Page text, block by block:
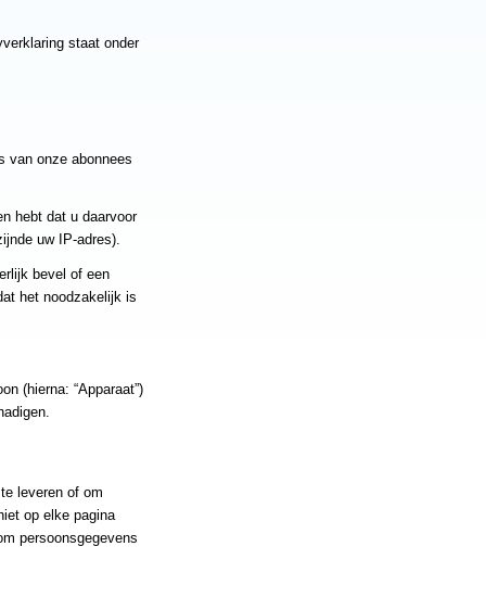
staat onder
van onze abonnees
hebt dat u daarvoor
uw IP-adres).
bevel of een
het noodzakelijk is
(hierna: “Apparaat”)
leveren of om
op elke pagina
persoonsgegevens